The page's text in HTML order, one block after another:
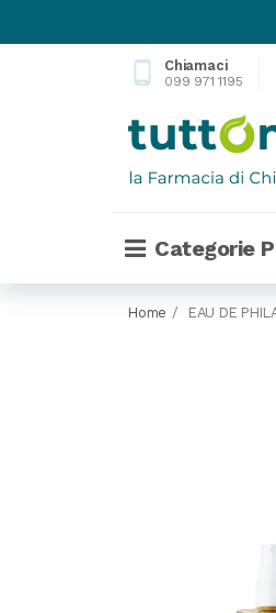
phone_android Chiamaci
099 971 1195
Categorie
Home EAU DE